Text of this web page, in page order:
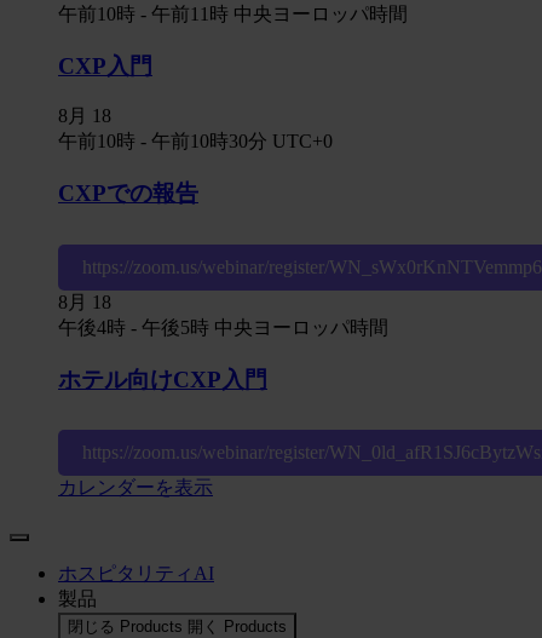
午前10時 - 午前11時 中央ヨーロッパ時間
CXP入門
8月
18
午前10時 - 午前10時30分 UTC+0
CXPでの報告
https://zoom.us/webinar/register/
8月
18
午後4時 - 午後5時 中央ヨーロッパ時間
ホテル向けCXP入門
https://zoom.us/webinar/register/
カレンダーを表示
ホスピタリティAI
製品
閉じる Products 開く Products